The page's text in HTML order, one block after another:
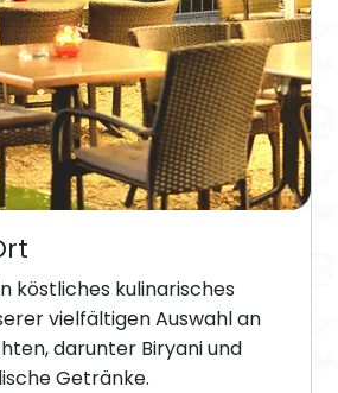
köstliches kulinarisches
vielfältigen Auswahl an
darunter Biryani und
Getränke.